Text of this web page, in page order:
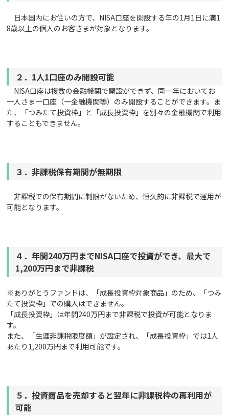
日本国内にお住いの方で、NISA口座を開設する年の1月1日に満1
8歳以上の個人のお客さまが対象となります。
２．1人1口座のみ開設可能
NISA口座は複数の金融機関で開設ができず、同一年においてお
一人さま一口座（一金融機関等）のみ開設することができます。ま
た、「つみたて投資枠」と「成長投資枠」を別々の金融機関で利用
することもできません。
３．非課税保有期間が無期限
非課税での保有期間に制限がないため、恒久的に非課税で運用が
可能となります。
４．年間240万円までNISA口座で投資ができ、最大で
1,200万円まで非課税
※ありがとうファンドは、「成長投資枠対象商品」のため、「つみ
たて投資枠」での購入はできません。
「成長投資枠」は年間240万円まで非課税で投資が可能となりま
す。
また、「生涯非課税限度額」が設定され、「成長投資枠」では1人
あたり1,200万円まで利用可能です。
５． 投資商品を売却すると翌年に非課税枠の再利用が
可能